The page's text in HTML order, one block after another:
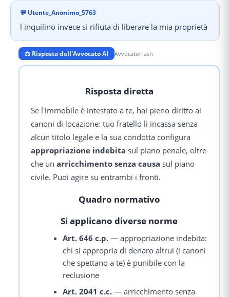
💬 Utente_Anonimo_5763
l inquilino invece si rifiuta di liberare la mia proprietà
⚖️ Risposta dell'Avvocato AI AvvocatoFlash
Risposta diretta
Se l'immobile è intestato a te, hai pieno diritto ai
canoni di locazione: tuo fratello li incassa senza
alcun titolo legale e la sua condotta configura
appropriazione indebita sul piano penale, oltre
che un arricchimento senza causa sul piano
civile. Puoi agire su entrambi i fronti.
Quadro normativo
Si applicano diverse norme
Art. 646 c.p. — appropriazione indebita:
chi si appropria di denaro altrui (i canoni
che spettano a te) è punibile con la
reclusione
Art. 2041 c.c. — arricchimento senza